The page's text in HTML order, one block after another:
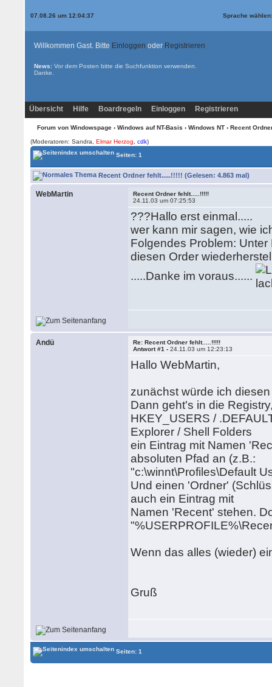
07.08.26 um 12:04:37 Sprache
Willkommen Gast. Bitte Einloggen oder Registrieren
News: Vor dem Posten bitte die Suchfunktion verwenden.
Danke.
Übersicht Hilfe Boardregeln Einloggen Registrieren
Forum von Windowspage› Windows auf NT-Basis › Windows NT› Recent
(Moderatoren: Sandra,Elmar Herzog ,cdk)
Seiten: 1
Recent Ordner fehlt.....!!!!! (Gelesen: 4.863 mal)
WebMartin
Recent Ordner fehlt.....!!!!!
24.11.03 um 07:25:53
???Hallo erst einmal.....
wer kann mir sagen, wie
Folgendes Problem:
diesen Order
.....Danke im voraus......
Andü
Re: Recent Ordner fehlt.....!!!!!
Antwort #1 -24.11.03 um 12:23:13
Hallo WebMartin,
zunächst würde ich
Dann geht's in die
HKEY_USERS /
Explorer / Shell Folders
ein Eintrag mit Namen
absoluten Pfad an (z.B.:
"c:\winnt\Profiles\Default
Und einen 'Ordner'
auch ein Eintrag mit
Namen 'Recent' stehen.
Wenn das alles (wieder)
Gruß
Seiten: 1